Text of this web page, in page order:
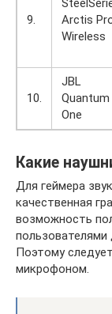
9.
Arctis
Wireless
10.
JBL
Quantum
One
Какие
Для геймера
качественная
возможность
пользователями
Поэтому
микрофоном.